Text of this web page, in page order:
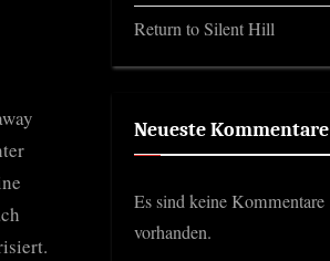
Return to Silent Hill
Neueste Kommentare
Es sind keine Kommentare
vorhanden.